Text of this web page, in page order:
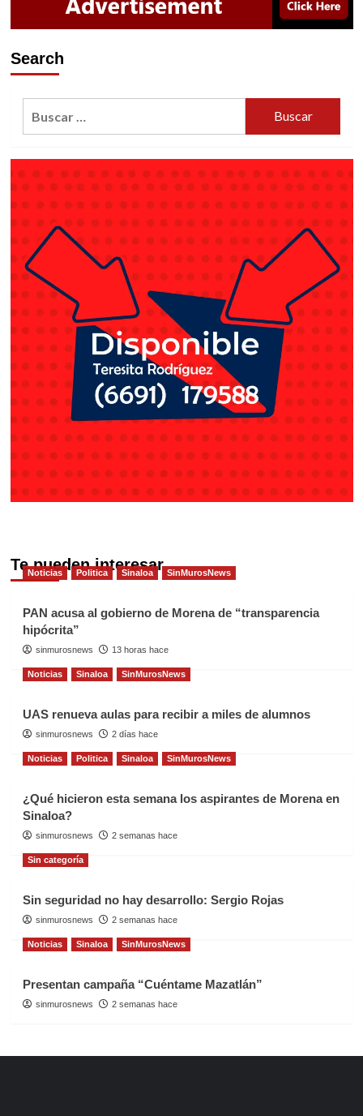
Search
Te pueden interesar
Noticias Politica Sinaloa SinMurosNews
PAN acusa al gobierno de Morena de “transparencia
hipócrita”
sinmurosnews 13 horas hace
Noticias Sinaloa SinMurosNews
UAS renueva aulas para recibir a miles de alumnos
sinmurosnews 2 días hace
Noticias Politica Sinaloa SinMurosNews
¿Qué hicieron esta semana los aspirantes de Morena en
Sinaloa?
sinmurosnews 2 semanas hace
Sin categoría
Sin seguridad no hay desarrollo: Sergio Rojas
sinmurosnews 2 semanas hace
Noticias Sinaloa SinMurosNews
Presentan campaña “Cuéntame Mazatlán”
sinmurosnews 2 semanas hace